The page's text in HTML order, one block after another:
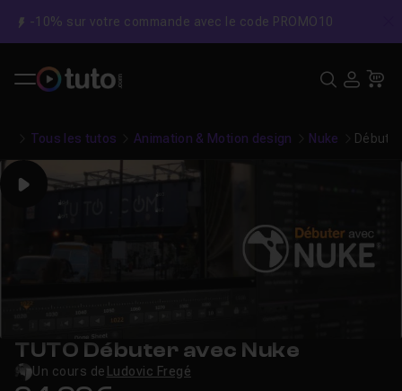
-10% sur votre commande avec le code PROMO10
Tous les tutos Animation & Motion design Nuke
Play
TUTO Débuter avec Nuke
Un cours de Ludovic Fregé